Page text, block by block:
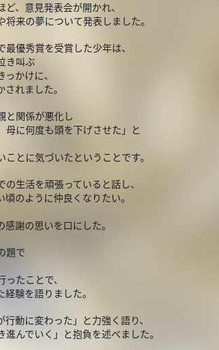
、意見発表会が開かれ、
来の夢について発表しました。
最優秀賞を受賞した少年は、
き叫ぶ
かけに、
れました。
と関係が悪化し
母に何度も頭を下げさせた」と
とに気づいたということです。
生活を頑張っていると話し、
頃のように仲良くなりたい。
謝の思いを口にした。
題で
たことで、
験を語りました。
動に変わった」と力強く語り、
んでいく」と抱負を述べました。